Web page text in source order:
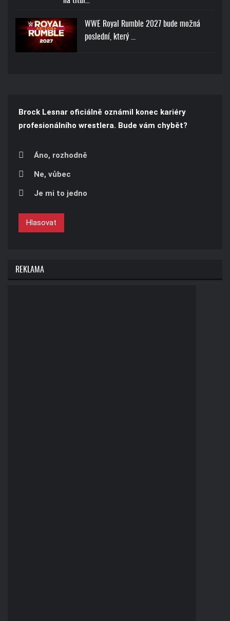
WWE Royal Rumble 2027 bude možná
poslední, který ...
Brock Lesnar oficiálně oznámil konec kariéry
profesionálního wrestlera. Bude vám chybět?
Áno, rozhodně
Ne, vůbec
Je mi to jedno
Hlasovat
REKLAMA